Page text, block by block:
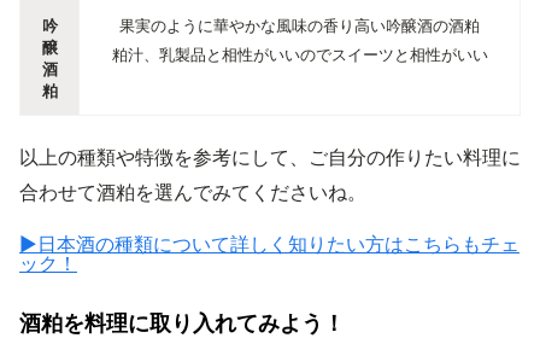
吟
醸
酒
粕
果実のように華やかな風味の香り高い吟醸酒の酒粕
粕汁、乳製品と相性がいいのでスイーツと相性がいい
以上の種類や特徴を参考にして、ご自分の作りたい料理に
合わせて酒粕を選んでみてくださいね。
▶︎日本酒の種類について詳しく知りたい方はこちらもチェ
ック！
酒粕を料理に取り入れてみよう！